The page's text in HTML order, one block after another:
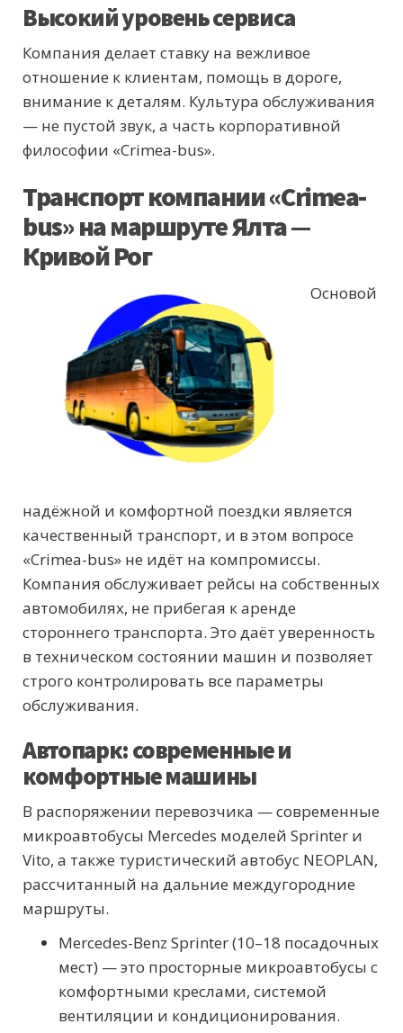
Высокий уровень сервиса
Компания делает ставку на вежливое
отношение к клиентам, помощь в дороге,
внимание к деталям. Культура обслуживания
— не пустой звук, а часть корпоративной
философии «Crimea-bus».
Транспорт компании «Crimea-
bus» на маршруте Ялта —
Кривой Рог
Основой
надёжной и комфортной поездки является
качественный транспорт, и в этом вопросе
«Crimea-bus» не идёт на компромиссы.
Компания обслуживает рейсы на собственных
автомобилях, не прибегая к аренде
стороннего транспорта. Это даёт уверенность
в техническом состоянии машин и позволяет
строго контролировать все параметры
обслуживания.
Автопарк: современные и
комфортные машины
В распоряжении перевозчика — современные
микроавтобусы Mercedes моделей Sprinter и
Vito, а также туристический автобус NEOPLAN,
рассчитанный на дальние междугородние
маршруты.
Mercedes-Benz Sprinter (10–18 посадочных
мест) — это просторные микроавтобусы с
комфортными креслами, системой
вентиляции и кондиционирования.